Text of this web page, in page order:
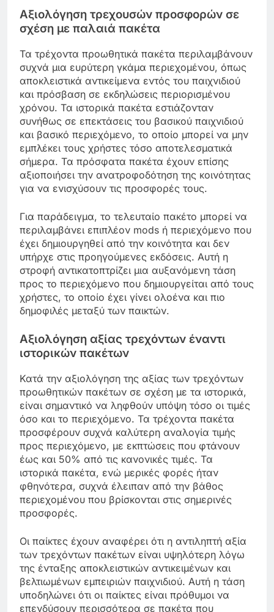
Αξιολόγηση τρεχουσών προσφορών σε
σχέση με παλαιά πακέτα
Τα τρέχοντα προωθητικά πακέτα περιλαμβάνουν
συχνά μια ευρύτερη γκάμα περιεχομένου, όπως
αποκλειστικά αντικείμενα εντός του παιχνιδιού
και πρόσβαση σε εκδηλώσεις περιορισμένου
χρόνου. Τα ιστορικά πακέτα εστιάζονταν
συνήθως σε επεκτάσεις του βασικού παιχνιδιού
και βασικό περιεχόμενο, το οποίο μπορεί να μην
εμπλέκει τους χρήστες τόσο αποτελεσματικά
σήμερα. Τα πρόσφατα πακέτα έχουν επίσης
αξιοποιήσει την ανατροφοδότηση της κοινότητας
για να ενισχύσουν τις προσφορές τους.
Για παράδειγμα, το τελευταίο πακέτο μπορεί να
περιλαμβάνει επιπλέον mods ή περιεχόμενο που
έχει δημιουργηθεί από την κοινότητα και δεν
υπήρχε στις προηγούμενες εκδόσεις. Αυτή η
στροφή αντικατοπτρίζει μια αυξανόμενη τάση
προς το περιεχόμενο που δημιουργείται από τους
χρήστες, το οποίο έχει γίνει ολοένα και πιο
δημοφιλές μεταξύ των παικτών.
Αξιολόγηση αξίας τρεχόντων έναντι
ιστορικών πακέτων
Κατά την αξιολόγηση της αξίας των τρεχόντων
προωθητικών πακέτων σε σχέση με τα ιστορικά,
είναι σημαντικό να ληφθούν υπόψη τόσο οι τιμές
όσο και το περιεχόμενο. Τα τρέχοντα πακέτα
προσφέρουν συχνά καλύτερη αναλογία τιμής
προς περιεχόμενο, με εκπτώσεις που φτάνουν
έως και 50% από τις κανονικές τιμές. Τα
ιστορικά πακέτα, ενώ μερικές φορές ήταν
φθηνότερα, συχνά έλειπαν από την βάθος
περιεχομένου που βρίσκονται στις σημερινές
προσφορές.
Οι παίκτες έχουν αναφέρει ότι η αντιληπτή αξία
των τρεχόντων πακέτων είναι υψηλότερη λόγω
της ένταξης αποκλειστικών αντικειμένων και
βελτιωμένων εμπειριών παιχνιδιού. Αυτή η τάση
υποδηλώνει ότι οι παίκτες είναι πρόθυμοι να
επενδύσουν περισσότερα σε πακέτα που